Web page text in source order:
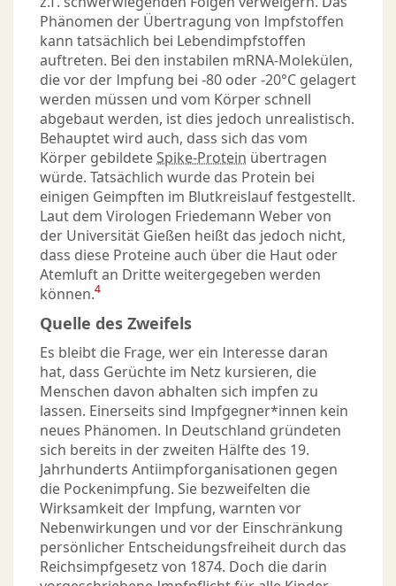
Phänomen der Übertragung von Impfstoffen
kann tatsächlich bei Lebendimpfstoffen
auftreten. Bei den instabilen mRNA-Molekülen,
die vor der Impfung bei -80 oder -20°C gelagert
werden müssen und vom Körper schnell
abgebaut werden, ist dies jedoch unrealistisch.
Behauptet wird auch, dass sich das vom
Körper gebildeteSpike-Protein übertragen
würde. Tatsächlich wurde das Protein bei
einigen Geimpften im Blutkreislauf festgestellt.
Laut dem Virologen Friedemann Weber von
der Universität Gießen heißt das jedoch nicht,
dass diese Proteine auch über die Haut oder
Atemluft an Dritte weitergegeben werden
können.4
Quelle des Zweifels
Es bleibt die Frage, wer ein Interesse daran
hat, dass Gerüchte im Netz kursieren, die
Menschen davon abhalten sich impfen zu
lassen. Einerseits sind Impfgegner*innen kein
neues Phänomen. In Deutschland gründeten
sich bereits in der zweiten Hälfte des 19.
Jahrhunderts Antiimpforganisationen gegen
die Pockenimpfung. Sie bezweifelten die
Wirksamkeit der Impfung, warnten vor
Nebenwirkungen und vor der Einschränkung
persönlicher Entscheidungsfreiheit durch das
Reichsimpfgesetz von 1874. Doch die darin